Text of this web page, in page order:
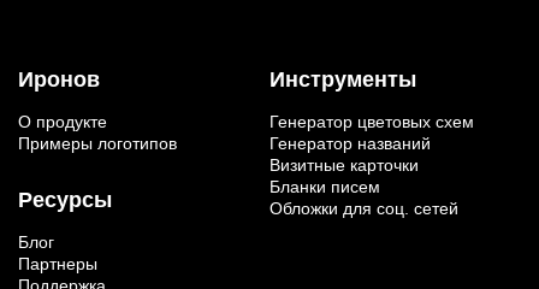
Иронов
О продукте
Примеры логотипов
Ресурсы
Блог
Партнеры
Инструменты
Генератор цветовых схем
Генератор названий
Визитные карточки
Бланки писем
Обложки для соц. сетей